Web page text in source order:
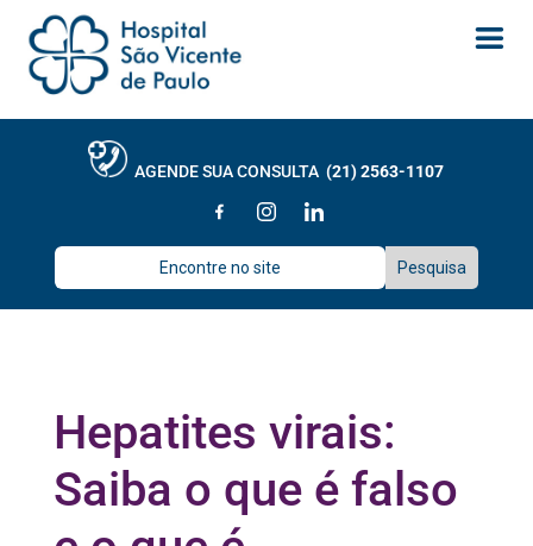
AGENDE SUA CONSULTA(21) 2563-1107
Hepatites virais:
Saiba o que é falso